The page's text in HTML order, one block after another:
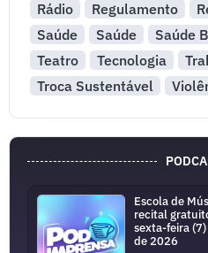
Rádio Regulamento
Saúde
Saúde Saúde
Teatro
Tecnologia
Troca Sustentável
Escola de
recital
sexta-feira
de 2026